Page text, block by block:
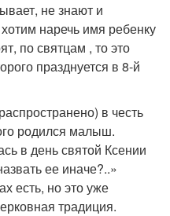
не знают и
наречь имя ребенку
по святцам , то это
празднуется в 8-й
в честь
родился малыш.
в день святой Ксении
ее иначе?..»
есть, но это уже
традиция.